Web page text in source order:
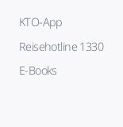
KTO-App
Reisehotline 1330
E-Books